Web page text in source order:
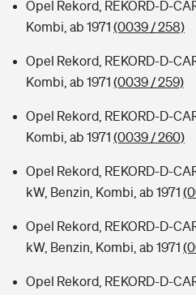
Opel Rekord, REKORD-D-
Kombi, ab 1971 (0039 / 258)
Opel Rekord, REKORD-D-
Kombi, ab 1971 (0039 / 259)
Opel Rekord, REKORD-D-
Kombi, ab 1971 (0039 / 260)
Opel Rekord, REKORD-D-
kW, Benzin, Kombi, ab 1971
Opel Rekord, REKORD-D-
kW, Benzin, Kombi, ab 1971
Opel Rekord, REKORD-D-